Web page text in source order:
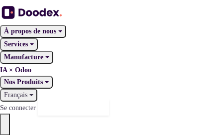
À propos de nous
Services
Manufacture
IA × Odoo
Nos Produits
Français
Se connecter